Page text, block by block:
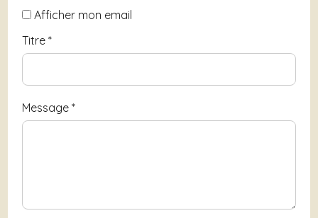
Afficher mon email
Titre*
Message*